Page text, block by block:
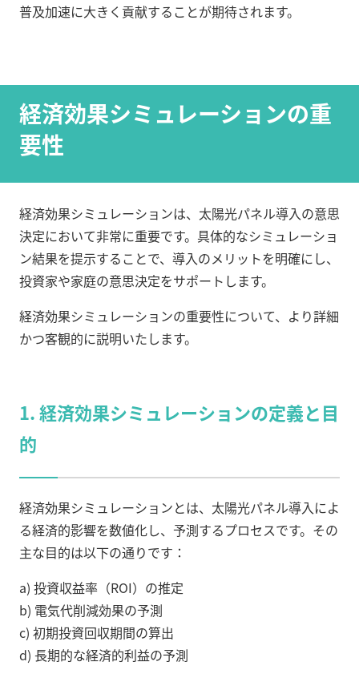
普及加速に大きく貢献することが期待されます。
経済効果シミュレーションの重
要性
経済効果シミュレーションは、太陽光パネル導入の意思
決定において非常に重要です。具体的なシミュレーショ
ン結果を提示することで、導入のメリットを明確にし、
投資家や家庭の意思決定をサポートします。
経済効果シミュレーションの重要性について、より詳細
かつ客観的に説明いたします。
1. 経済効果シミュレーションの定義と目
的
経済効果シミュレーションとは、太陽光パネル導入によ
る経済的影響を数値化し、予測するプロセスです。その
主な目的は以下の通りです：
a) 投資収益率（ROI）の推定
b) 電気代削減効果の予測
c) 初期投資回収期間の算出
d) 長期的な経済的利益の予測